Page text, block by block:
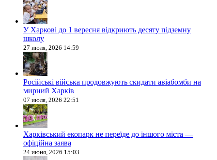
У Харкові до 1 вересня відкриють десяту підземну
школу
27 июля, 2026 14:59
Російські війська продовжують скидати авіабомби на
мирний Харків
07 июля, 2026 22:51
Харківський екопарк не переїде до іншого міста —
офіційна заява
24 июня, 2026 15:03